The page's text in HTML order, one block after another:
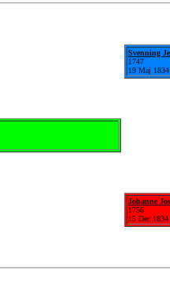
Svenning
1747
19 Maj 1834
Johanne
1756
15 Dec 1834